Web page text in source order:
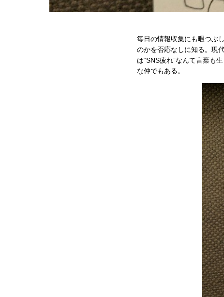
毎日の情報収集にも暇つぶ
のかを否応なしに知る。現
は“SNS疲れ”なんて言葉も
な仲でもある。